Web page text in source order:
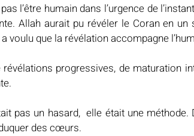
l’être humain dans l’urgence de
Allah aurait pu révéler le Coran en un
voulu que la révélation accompagne
progressives, de maturation
pas un hasard,  elle était une
des cœurs.